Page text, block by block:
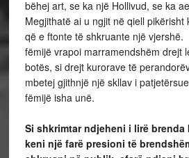
bëhej art, se ka një Hollivud, se ka
Megjithatë ai u ngjit në qiell pikërisht
që e ftonte të shkruante një
fëmijë vrapoi marramendshëm drejt
botës, si drejt kurorave të
mbetej gjithnjë një skllav i
fëmijë isha unë.
Si shkrimtar ndjeheni i lirë
keni një farë presioni të